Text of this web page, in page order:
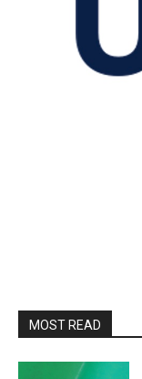
MOST READ